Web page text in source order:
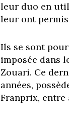
leur duo en
leur ont
Ils se sont
imposée dans
Zouari. Ce
années,
Franprix, entre